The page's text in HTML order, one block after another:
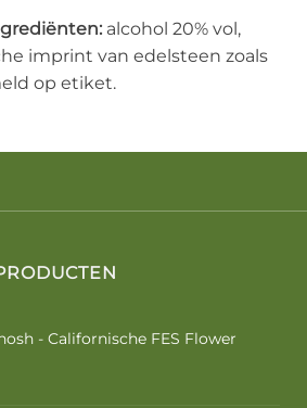
alcohol 20% vol,
imprint van edelsteen zoals
op etiket.
- Californische FES Flower